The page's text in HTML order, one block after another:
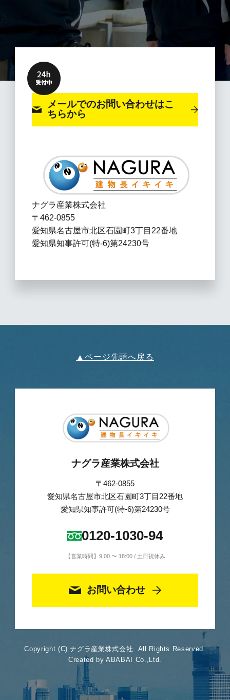
メールでのお問い合わせはこ
ちらから
ナグラ産業株式会社
〒462-0855
愛知県名古屋市北区石園町3丁目22番地
愛知県知事許可(特-6)第24230号
▲ページ先頭へ戻る
Copyright (C) ナグラ産業株式会社. All Rights Reserved.
Created by ABABAI Co.,Ltd.
ナグラ産業株式会社
〒462-0855
愛知県名古屋市北区石園町3丁目22番地
愛知県知事許可(特-6)第24230号
0120-1030-94
【営業時間】9:00 〜 18:00 / 土日祝休み
お問い合わせ